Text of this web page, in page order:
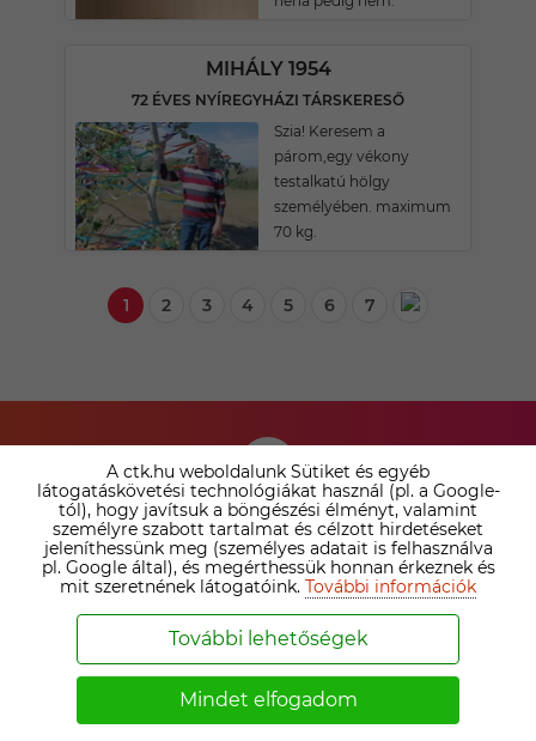
MIHÁLY 1954
72 ÉVES NYÍREGYHÁZI TÁRSKERESŐ
Szia! Keresem a
párom,egy vékony
testalkatú hölgy
személyében. maximum
70 kg.
1 2 3 4 5 6 7
TÁRSKERESŐ
SZOLGÁLTATÁSAINK
ÖSSZEHASONLÍTÁSA ›
Nézd meg az irodai prémium tagság és az online
társkereső tagságok közötti különbséget. Válaszd ki a
számodra legelőnyösebb megoldást!
A ctk.hu weboldalunk Sütiket és egyéb
látogatáskövetési technológiákat használ (pl. a Google-
tól), hogy javítsuk a böngészési élményt, valamint
személyre szabott tartalmat és célzott hirdetéseket
jeleníthessünk meg (személyes adatait is felhasználva
pl. Google által), és megérthessük honnan érkeznek és
mit szeretnének látogatóink. További információk
További lehetőségek
Mindet elfogadom